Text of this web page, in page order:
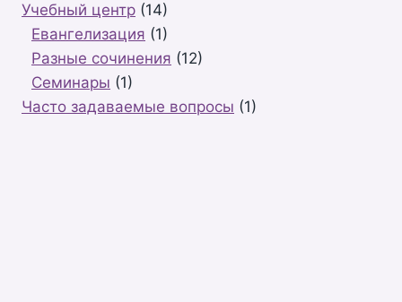
Учебный центр (14)
Евангелизация (1)
Разные сочинения (12)
Семинары (1)
Часто задаваемые вопросы (1)